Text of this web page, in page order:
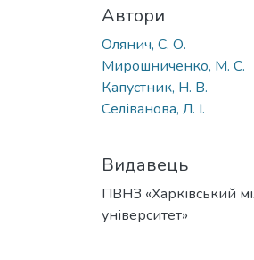
Автори
Олянич, С. О.
Мирошниченко, М. С.
Капустник, Н. В.
Селіванова, Л. І.
Видавець
ПВНЗ «Харківський
університет»